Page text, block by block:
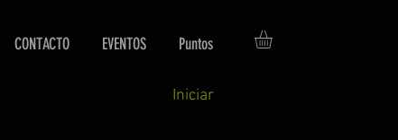
CONTACTO EVENTOS Puntos
Iniciar